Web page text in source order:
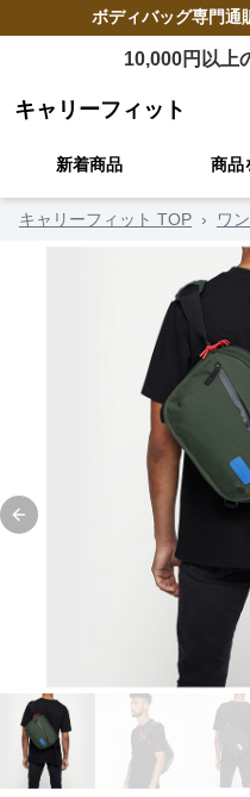
ボディバッグ専門通
10,000円以上
キャリーフィット
新着商品 商品
キャリーフィット TOP › ワ
Previous slide